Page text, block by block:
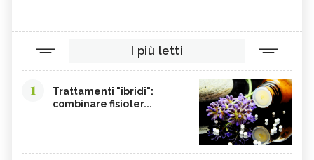
I più letti
1
Trattamenti "ibridi":
combinare fisioter...